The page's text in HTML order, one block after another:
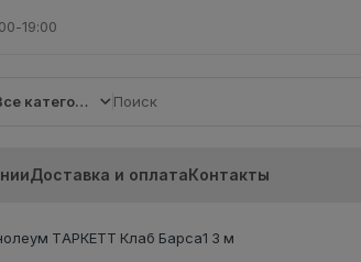
19:00
Все категории
Доставка и оплатаКонтакты
ТАРКЕТТ Клаб Барса1 3 м